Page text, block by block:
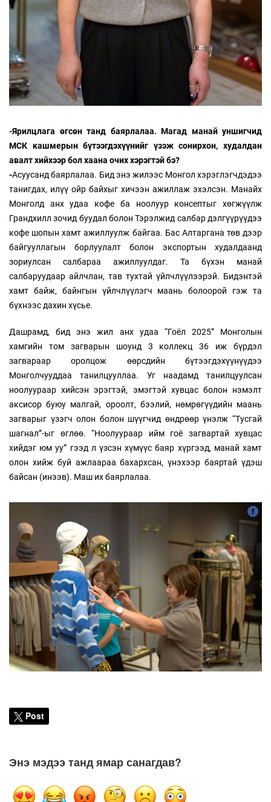
-Ярилцлага өгсөн танд баярлалаа. Магад манай уншигчид
МСК кашмерын бүтээгдэхүүнийг үзэж сонирхон, худалдан
авалт хийхээр бол хаана очих хэрэгтэй бэ?
-Асуусанд баярлалаа. Бид энэ жилээс Монгол хэрэглэгчдэдээ
танигдах, илүү ойр байхыг хичээн ажиллаж эхэлсэн. Манайх
Монголд анх удаа кофе ба ноолуур консептыг хөгжүүлж
Грандхилл зочид буудал болон Тэрэлжид салбар дэлгүүрүүдээ
кофе шопын хамт ажиллуулж байгаа. Бас Алтаргана төв дээр
байгууллагын борлуулалт болон экспортын худалдаанд
зориулсан салбараа ажиллуулдаг. Та бүхэн манай
салбаруудаар айлчлан, тав тухтай үйлчлүүлээрэй. Бидэнтэй
хамт байж, байнгын үйлчлүүлэгч маань болоорой гэж та
бүхнээс дахин хүсье.
Дашрамд, бид энэ жил анх удаа “Гоёл 2025” Монголын
хамгийн том загварын шоунд 3 коллекц 36 иж бүрдэл
загвараар оролцож өөрсдийн бүтээгдэхүүнүүдээ
Монголчууддаа танилцууллаа. Уг наадамд танилцуулсан
ноолуураар хийсэн эрэгтэй, эмэгтэй хувцас болон нэмэлт
аксисор буюу малгай, ороолт, бээлий, нөмрөгүүдийн маань
загварыг үзэгч олон болон шүүгчид өндрөөр үнэлж “Тусгай
шагнал”-ыг өглөө. “Ноолуураар ийм гоё загвартай хувцас
хийдэг юм уу” гээд л үзсэн хүмүүс баяр хүргээд, манай хамт
олон хийж буй ажлаараа бахархсан, үнэхээр баяртай үдэш
байсан (инээв). Маш их баярлалаа.
Post
Энэ мэдээ танд ямар санагдав?